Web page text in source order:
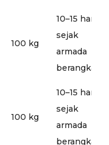
100 kg
10–15 hari
sejak
armada
berangkat
100 kg
10–15 hari
sejak
armada
berangkat